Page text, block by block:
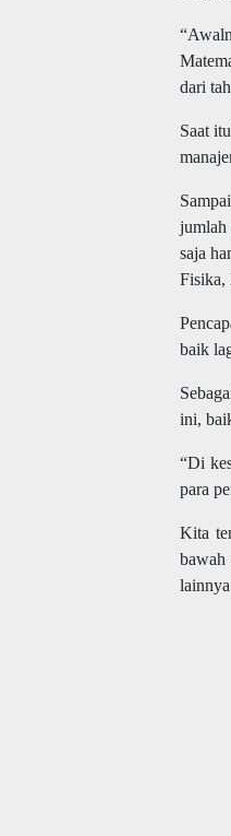
dari
Saat
jumlah
saja
Fisika,
baik
ini,
“Di
para
Kita
bawah